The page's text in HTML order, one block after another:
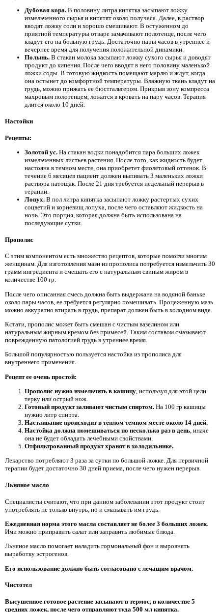
Дубовая кора. В половину литра кипятка засыпают ложку
измельченного сырья и кипятят около получаса. Далее, в раствор
вводят ложку соли и хорошо смешивают. В остуженном до
приятной температуры отваре замачивают полотенце, после чего
кладут его на больную грудь. Достаточно пары часов в утреннее и
вечернее время для получения положительной динамики.
Полынь. В стакан молока засыпают ложку сухого сырья и доводят
продукт до кипения. После чего вводят в него половину маленькой
ложки соды. В готовую жидкость помещают марлю и ждут, когда
она остынет до комфортной температуры. Влажную ткань кладут на
грудь, можно прижать ее бюстгальтером. Прикрыв зону компресса
махровым полотенцем, ложатся в кровать на пару часов. Терапия
длится около 10 дней.
Настойки
Рецепты:
Золотой ус. На стакан водки понадобится пара больших ложек
измельченных листьев растения. После того, как жидкость будет
настояна в темном месте, она приобретет фиолетовый оттенок. В
течение 6 месяцев пациент должен выпивать 3 маленьких ложки
раствора натощак. После 21 дня требуется недельный перерыв в
терапии.
Лопух. В пол литра кипятка засыпают ложку растертых сухих
соцветий и корневищ лопуха, после чего оставляют жидкость на
ночь. Это порция, которая должна быть использована на
последующие сутки.
Прополис
С этим компонентом есть множество рецептов, которые помогли многим
женщинам. Для изготовления мази из прополиса потребуется измельчить 30
грамм ингредиента и смешать его с натуральным свиным жиром в
количестве 100 гр.
После чего описанная смесь должна быть выдержана на водяной баньке
около пары часов, ее требуется регулярно помешивать. Процеженную мазь
можно аккуратно втирать в грудь, препарат должен быть в холодном виде.
Кстати, прополис может быть смешан с чистым вазелином или
натуральным жирным кремом без примесей. Таким составом смазывают
поврежденную патологией грудь в утреннее время.
Большой популярностью пользуется настойка из прополиса для
внутреннего применения.
Рецепт ее очень простой:
Прополис нужно измельчить в кашицу , используя для этой цели
терку или острый нож.
Готовый продукт заливают чистым спиртом. На 100 гр кашицы
нужно литр спирта.
Настаивание происходит в теплом темном месте около 14 дней.
Настойка должна помешиваться по несколько раз в день , иначе
она не будет обладать лечебными свойствами.
Отфильтрованный продукт хранят в холодильнике.
Лекарство потребляют 3 раза за сутки по большой ложке. Для первичной
терапии будет достаточно 30 дней приема, после чего нужен перерыв.
Льняное масло
Специалисты считают, что при данном заболевании этот продукт стоит
употреблять не только внутрь, но и смазывать им грудь.
Ежедневная норма этого масла составляет не более 3 больших ложек.
Ими можно приправить салат или заправить любимые блюда.
Льняное масло помогает наладить гормональный фон и выровнять
выработку эстрогенов.
Его использование должно быть согласовано с лечащим врачом.
Чистотел
Высушенное готовое растение засыпают в термос, в количестве 5
средних ложек, после чего отправляют туда 500 мл кипятка.